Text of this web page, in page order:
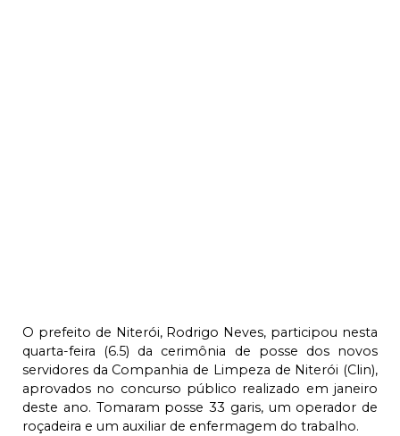
O prefeito de Niterói, Rodrigo Neves, participou nesta
quarta-feira (6.5) da cerimônia de posse dos novos
servidores da Companhia de Limpeza de Niterói (Clin),
aprovados no concurso público realizado em janeiro
deste ano. Tomaram posse 33 garis, um operador de
roçadeira e um auxiliar de enfermagem do trabalho.